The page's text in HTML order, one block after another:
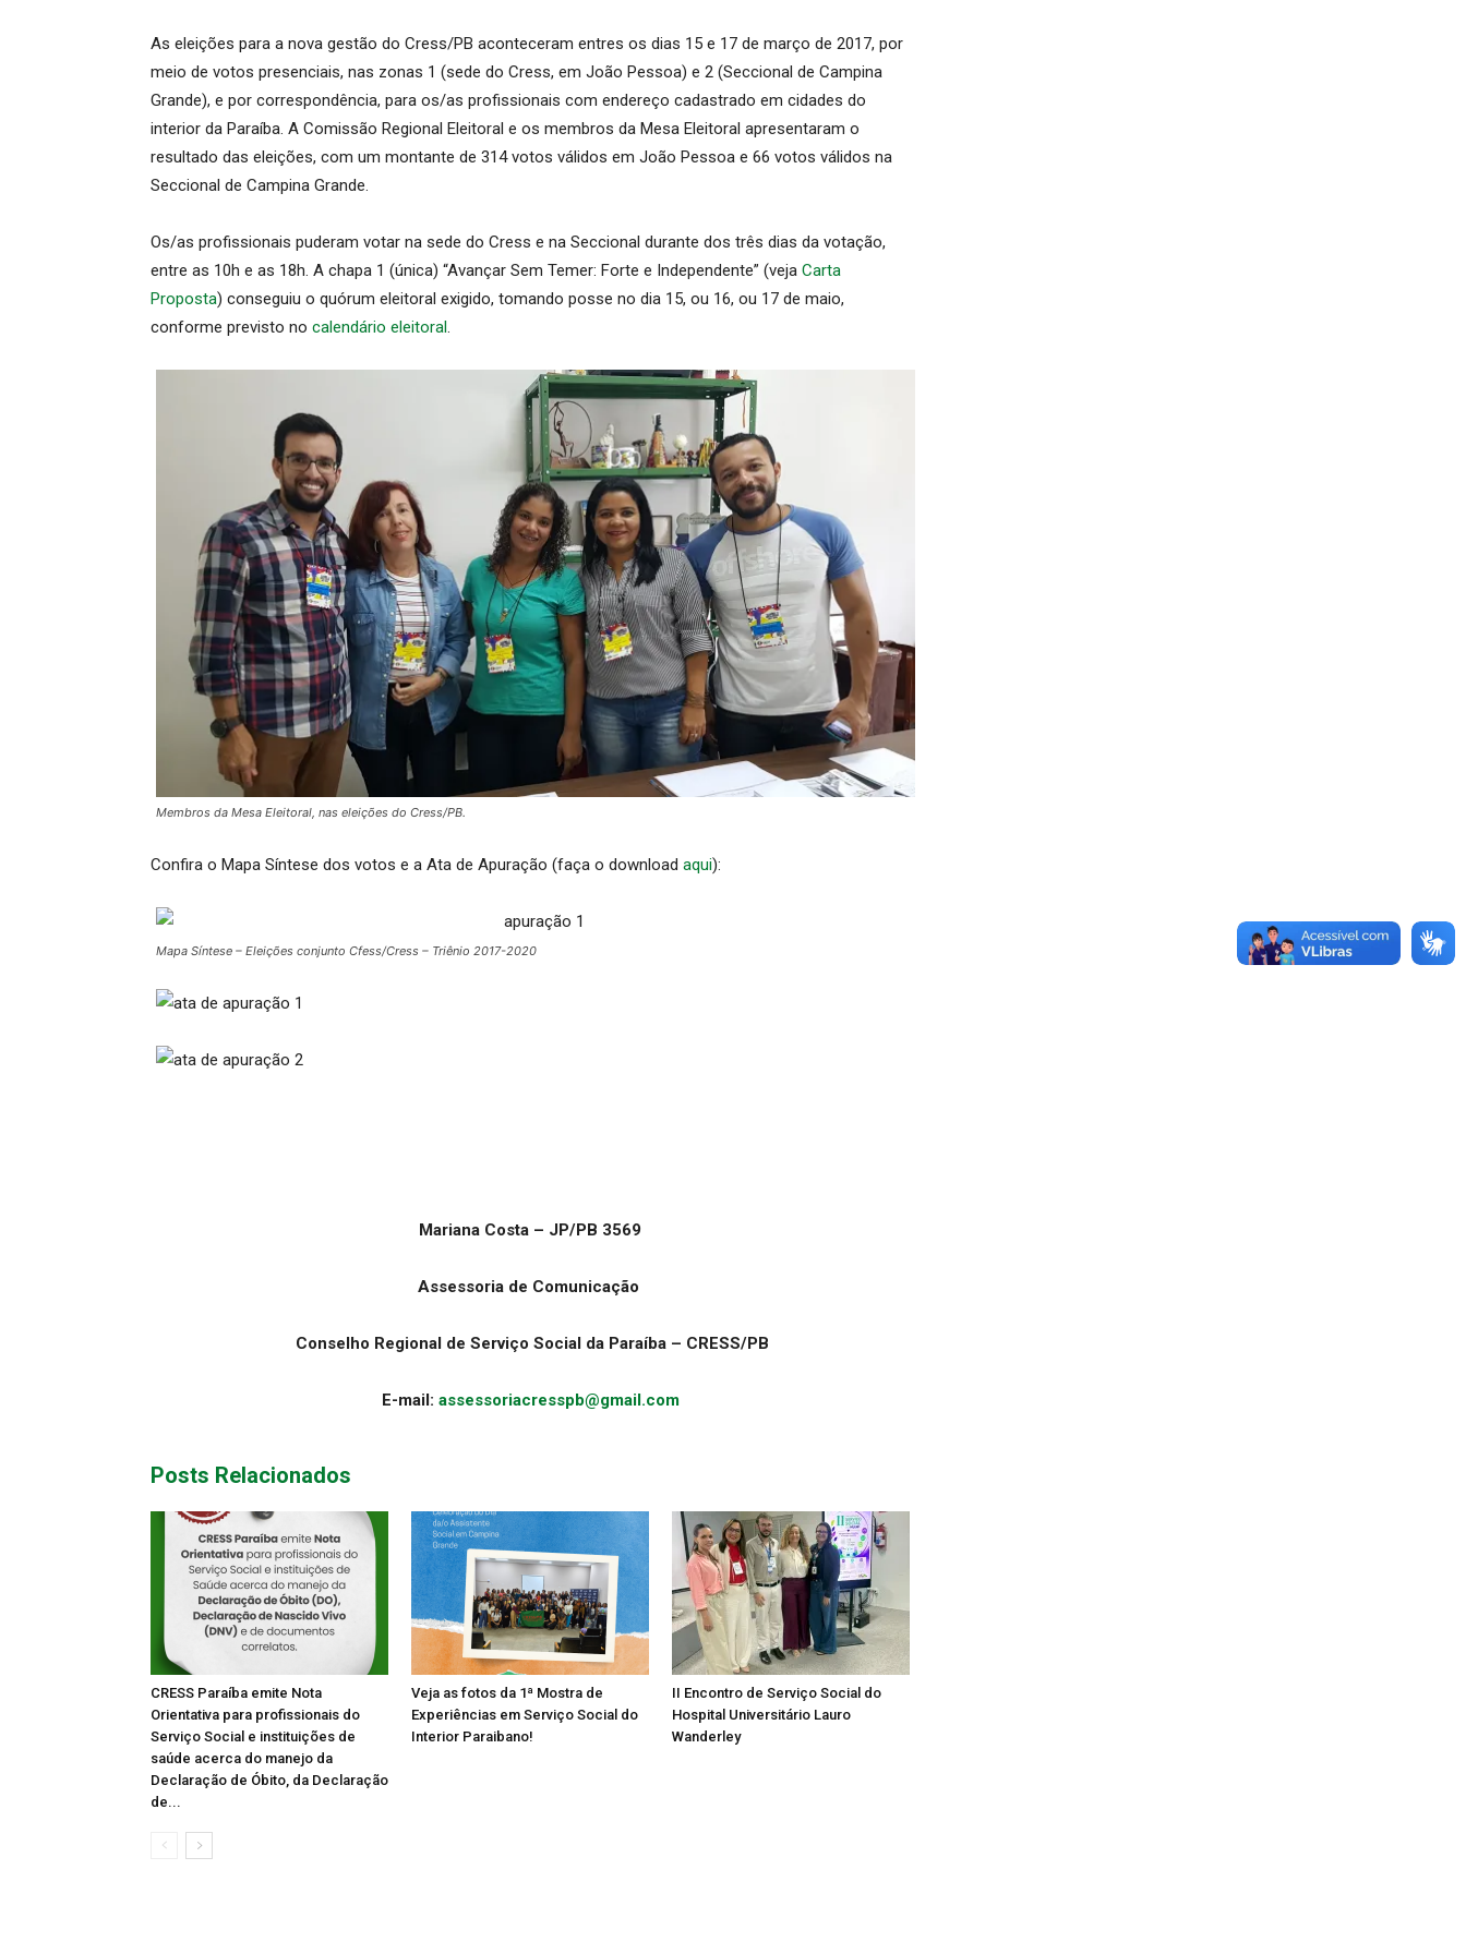
As eleições para a nova gestão do Cress/PB aconteceram entres os dias 15 e 17 de março de 2017, por
meio de votos presenciais, nas zonas 1 (sede do Cress, em João Pessoa) e 2 (Seccional de Campina
Grande), e por correspondência, para os/as profissionais com endereço cadastrado em cidades do
interior da Paraíba. A Comissão Regional Eleitoral e os membros da Mesa Eleitoral apresentaram o
resultado das eleições, com um montante de 314 votos válidos em João Pessoa e 66 votos válidos na
Seccional de Campina Grande.
Os/as profissionais puderam votar na sede do Cress e na Seccional durante dos três dias da votação,
entre as 10h e as 18h. A chapa 1 (única) “Avançar Sem Temer: Forte e Independente” (veja Carta
Proposta) conseguiu o quórum eleitoral exigido, tomando posse no dia 15, ou 16, ou 17 de maio,
conforme previsto no calendário eleitoral.
Membros da Mesa Eleitoral, nas eleições do Cress/PB.
Confira o Mapa Síntese dos votos e a Ata de Apuração (faça o download aqui):
Mapa Síntese – Eleições conjunto Cfess/Cress – Triênio 2017-2020
Mariana Costa – JP/PB 3569
Assessoria de Comunicação
Conselho Regional de Serviço Social da Paraíba – CRESS/PB
E-mail: assessoriacresspb@gmail.com
Posts Relacionados
CRESS Paraíba emite Nota
Orientativa para profissionais do
Serviço Social e instituições de
saúde acerca do manejo da
Declaração de Óbito, da Declaração
de...
Veja as fotos da 1ª Mostra de
Experiências em Serviço Social do
Interior Paraibano!
II Encontro de Serviço Social do
Hospital Universitário Lauro
Wanderley